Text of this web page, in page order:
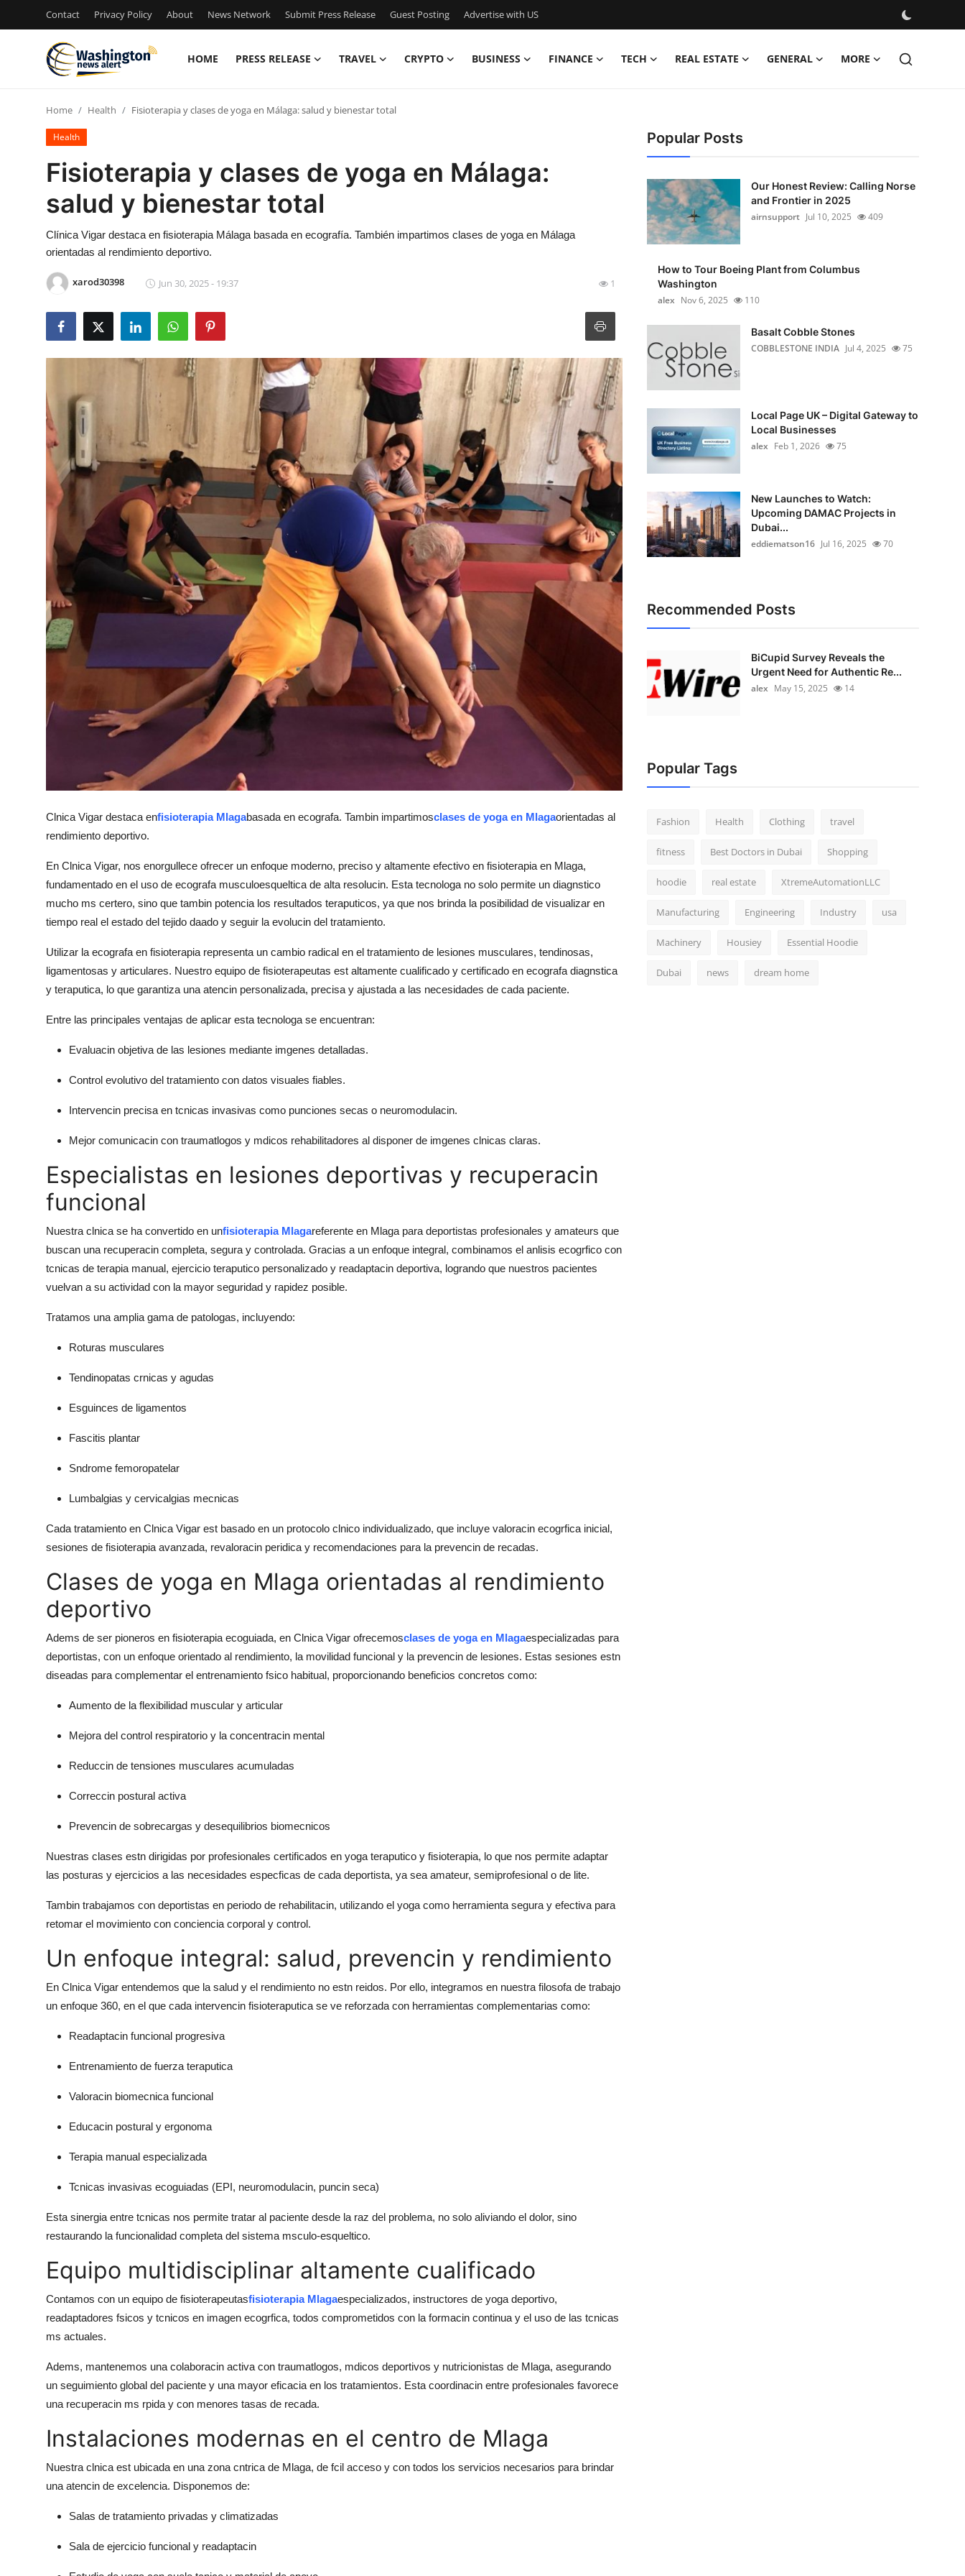
Contact Privacy Policy About News Network Submit Press Release Guest Posting Advertise with US
HOME PRESS RELEASE TRAVEL CRYPTO BUSINESS FINANCE TECH REAL ESTATE GENERAL MORE
Press Release
Contact
Privacy Policy
Submit Press Release
Crypto
Advertise with US
Business
Real Estate
General
Top 10
Support Number
Home Health Fisioterapia y clases de yoga en Málaga: salud y bienestar total
Health
Fisioterapia y clases de yoga en Málaga:
salud y bienestar total
Clínica Vigar destaca en fisioterapia Málaga basada en ecografía. También impartimos clases de yoga en Málaga
orientadas al rendimiento deportivo.
xarod30398 Jun 30, 2025 - 19:37 1
Clnica Vigar destaca enfisioterapia Mlagabasada en ecografa. Tambin impartimosclases de yoga en Mlagaorientadas al
rendimiento deportivo.
En Clnica Vigar, nos enorgullece ofrecer un enfoque moderno, preciso y altamente efectivo en fisioterapia en Mlaga,
fundamentado en el uso de ecografa musculoesqueltica de alta resolucin. Esta tecnologa no solo permite un diagnstico
mucho ms certero, sino que tambin potencia los resultados teraputicos, ya que nos brinda la posibilidad de visualizar en
tiempo real el estado del tejido daado y seguir la evolucin del tratamiento.
Utilizar la ecografa en fisioterapia representa un cambio radical en el tratamiento de lesiones musculares, tendinosas,
ligamentosas y articulares. Nuestro equipo de fisioterapeutas est altamente cualificado y certificado en ecografa diagnstica
y teraputica, lo que garantiza una atencin personalizada, precisa y ajustada a las necesidades de cada paciente.
Entre las principales ventajas de aplicar esta tecnologa se encuentran:
Evaluacin objetiva de las lesiones mediante imgenes detalladas.
Control evolutivo del tratamiento con datos visuales fiables.
Intervencin precisa en tcnicas invasivas como punciones secas o neuromodulacin.
Mejor comunicacin con traumatlogos y mdicos rehabilitadores al disponer de imgenes clnicas claras.
Especialistas en lesiones deportivas y recuperacin
funcional
Nuestra clnica se ha convertido en unfisioterapia Mlagareferente en Mlaga para deportistas profesionales y amateurs que
buscan una recuperacin completa, segura y controlada. Gracias a un enfoque integral, combinamos el anlisis ecogrfico con
tcnicas de terapia manual, ejercicio teraputico personalizado y readaptacin deportiva, logrando que nuestros pacientes
vuelvan a su actividad con la mayor seguridad y rapidez posible.
Tratamos una amplia gama de patologas, incluyendo:
Roturas musculares
Tendinopatas crnicas y agudas
Esguinces de ligamentos
Fascitis plantar
Sndrome femoropatelar
Lumbalgias y cervicalgias mecnicas
Cada tratamiento en Clnica Vigar est basado en un protocolo clnico individualizado, que incluye valoracin ecogrfica inicial,
sesiones de fisioterapia avanzada, revaloracin peridica y recomendaciones para la prevencin de recadas.
Clases de yoga en Mlaga orientadas al rendimiento
deportivo
Adems de ser pioneros en fisioterapia ecoguiada, en Clnica Vigar ofrecemosclases de yoga en Mlagaespecializadas para
deportistas, con un enfoque orientado al rendimiento, la movilidad funcional y la prevencin de lesiones. Estas sesiones estn
diseadas para complementar el entrenamiento fsico habitual, proporcionando beneficios concretos como:
Aumento de la flexibilidad muscular y articular
Mejora del control respiratorio y la concentracin mental
Reduccin de tensiones musculares acumuladas
Correccin postural activa
Prevencin de sobrecargas y desequilibrios biomecnicos
Nuestras clases estn dirigidas por profesionales certificados en yoga teraputico y fisioterapia, lo que nos permite adaptar
las posturas y ejercicios a las necesidades especficas de cada deportista, ya sea amateur, semiprofesional o de lite.
Tambin trabajamos con deportistas en periodo de rehabilitacin, utilizando el yoga como herramienta segura y efectiva para
retomar el movimiento con conciencia corporal y control.
Un enfoque integral: salud, prevencin y rendimiento
En Clnica Vigar entendemos que la salud y el rendimiento no estn reidos. Por ello, integramos en nuestra filosofa de trabajo
un enfoque 360, en el que cada intervencin fisioteraputica se ve reforzada con herramientas complementarias como:
Readaptacin funcional progresiva
Entrenamiento de fuerza teraputica
Valoracin biomecnica funcional
Educacin postural y ergonoma
Terapia manual especializada
Tcnicas invasivas ecoguiadas (EPI, neuromodulacin, puncin seca)
Esta sinergia entre tcnicas nos permite tratar al paciente desde la raz del problema, no solo aliviando el dolor, sino
restaurando la funcionalidad completa del sistema msculo-esqueltico.
Equipo multidisciplinar altamente cualificado
Contamos con un equipo de fisioterapeutasfisioterapia Mlagaespecializados, instructores de yoga deportivo,
readaptadores fsicos y tcnicos en imagen ecogrfica, todos comprometidos con la formacin continua y el uso de las tcnicas
ms actuales.
Adems, mantenemos una colaboracin activa con traumatlogos, mdicos deportivos y nutricionistas de Mlaga, asegurando
un seguimiento global del paciente y una mayor eficacia en los tratamientos. Esta coordinacin entre profesionales favorece
una recuperacin ms rpida y con menores tasas de recada.
Instalaciones modernas en el centro de Mlaga
Nuestra clnica est ubicada en una zona cntrica de Mlaga, de fcil acceso y con todos los servicios necesarios para brindar
una atencin de excelencia. Disponemos de:
Salas de tratamiento privadas y climatizadas
Sala de ejercicio funcional y readaptacin
Popular Posts
Our Honest Review: Calling Norse
and Frontier in 2025
airnsupport Jul 10, 2025 409
How to Tour Boeing Plant from Columbus
Washington
alex Nov 6, 2025 110
Basalt Cobble Stones
COBBLESTONE INDIA Jul 4, 2025 75
Local Page UK – Digital Gateway to
Local Businesses
alex Feb 1, 2026 75
New Launches to Watch:
Upcoming DAMAC Projects in
Dubai...
eddiematson16 Jul 16, 2025 70
Recommended Posts
BiCupid Survey Reveals the
Urgent Need for Authentic Re...
alex May 15, 2025 14
Popular Tags
Fashion Health Clothing travel
fitness Best Doctors in Dubai Shopping
hoodie real estate XtremeAutomationLLC
Manufacturing Engineering Industry usa
Machinery Housiey Essential Hoodie
Dubai news dream home